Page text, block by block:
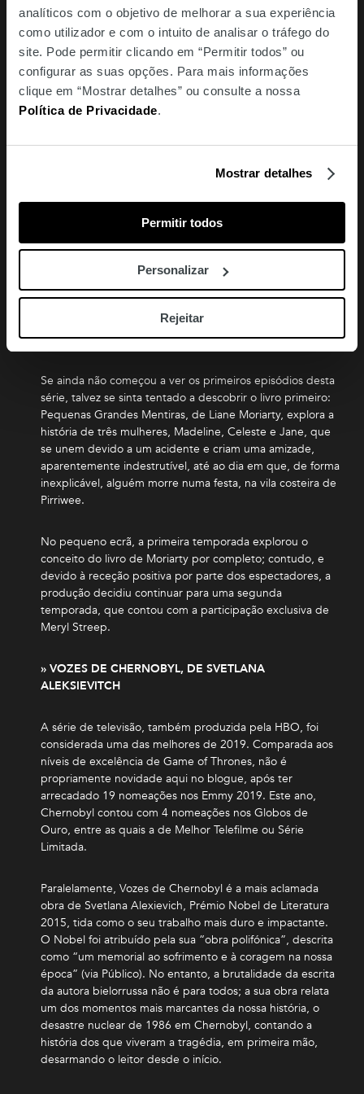
analíticos com o objetivo de melhorar a sua experiência
como utilizador e com o intuito de analisar o tráfego do
site. Pode permitir clicando em “Permitir todos” ou
configurar as suas opções. Para mais informações
clique em “Mostrar detalhes” ou consulte a nossa
Política de Privacidade.
Mostrar detalhes
Permitir todos
Personalizar
Rejeitar
Elsa. Dividido entre a responsabilidade pela sobrevivência
da rapariga e a sua lealdade à pátria, a perceção que tem
da realidade começa rapidamente a dissolver-se.
Este romance, publicado pela Editorial Presença, chega
em janeiro às livrarias portuguesas. No cinema, Johannes
é o pequeno Jojo Rabbit, protagonizado por Roman
Seis nomeações e quatro prémios depois, a série de
televisão da HBO volta a destacar-se nas nomeações dos
Globos de Ouro. Para a cerimónia de 2020, Big Little Lies
juntamente com Nicole Kidman e Meryl Streep,
protagonistas da última temporada.
Se ainda não começou a ver os primeiros episódios desta
série, talvez se sinta tentado a descobrir o livro primeiro:
Pequenas Grandes Mentiras, de Liane Moriarty, explora a
história de três mulheres, Madeline, Celeste e Jane, que
se unem devido a um acidente e criam uma amizade,
aparentemente indestrutível, até ao dia em que, de forma
inexplicável, alguém morre numa festa, na vila costeira de
Pirriwee.
No pequeno ecrã, a primeira temporada explorou o
conceito do livro de Moriarty por completo; contudo, e
devido à receção positiva por parte dos espectadores, a
produção decidiu continuar para uma segunda
temporada, que contou com a participação exclusiva de
Meryl Streep.
» VOZES DE CHERNOBYL, DE SVETLANA
ALEKSIEVITCH
A série de televisão, também produzida pela HBO, foi
considerada uma das melhores de 2019. Comparada aos
níveis de excelência de Game of Thrones, não é
propriamente novidade aqui no blogue, após ter
arrecadado 19 nomeações nos Emmy 2019. Este ano,
Chernobyl contou com 4 nomeações nos Globos de
Ouro, entre as quais a de Melhor Telefilme ou Série
Limitada.
Paralelamente, Vozes de Chernobyl é a mais aclamada
obra de Svetlana Alexievich, Prémio Nobel de Literatura
2015, tida como o seu trabalho mais duro e impactante.
O Nobel foi atribuído pela sua “obra polifónica”, descrita
como “um memorial ao sofrimento e à coragem na nossa
época” (via Público). No entanto, a brutalidade da escrita
da autora bielorrussa não é para todos; a sua obra relata
um dos momentos mais marcantes da nossa história, o
desastre nuclear de 1986 em Chernobyl, contando a
história dos que viveram a tragédia, em primeira mão,
desarmando o leitor desde o início.